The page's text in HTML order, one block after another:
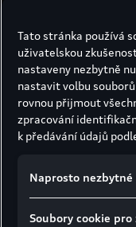
Plug-in hybrid
dimenzemi
využívá
elektromotor.
akumulátor
hybridů
dobíjecí
hybrid se
Tato stránka používá
uživatelskou
nastaveny nezbytně
nastavit volbu
rovnou přijmout
zpracování
k předávání údajů
používán Google
Google Ireland jako
do USA (zejména
státech neexistuje
Naprosto nezbytné
Soubory cookie pro